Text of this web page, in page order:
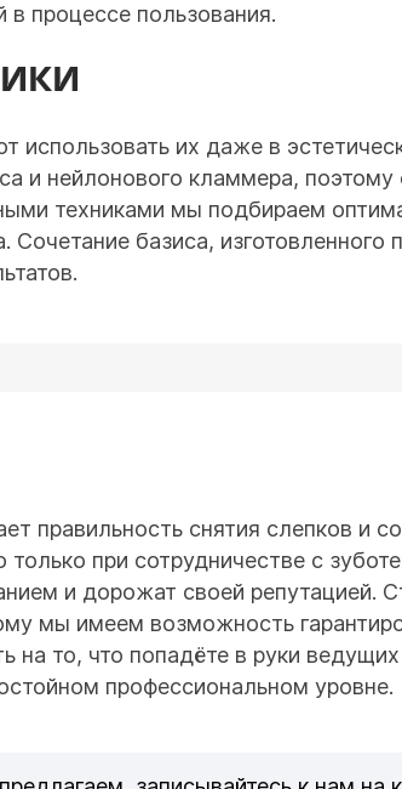
процессе пользования.
использовать их даже в
и нейлонового кламмера,
техниками мы подбираем
базиса, изготовленного
правильность снятия слепков и
при сотрудничестве с
и дорожат своей репутацией.
мы имеем возможность
то, что попадёте в руки
профессиональном